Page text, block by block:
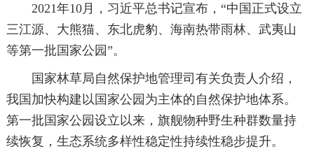
2021年10月，习近平总书记宣布，“中国正式设立
三江源、大熊猫、东北虎豹、海南热带雨林、武夷山
等第一批国家公园”。
国家林草局自然保护地管理司有关负责人介绍，
我国加快构建以国家公园为主体的自然保护地体系。
第一批国家公园设立以来，旗舰物种野生种群数量持
续恢复，生态系统多样性稳定性持续性稳步提升。